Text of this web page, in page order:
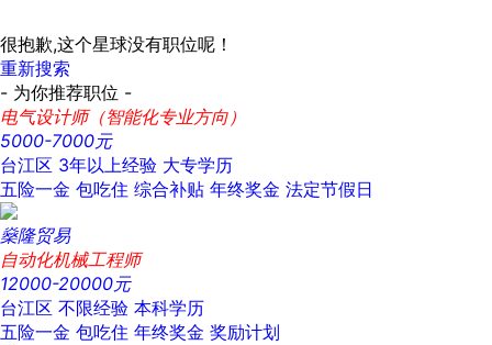
很抱歉,这个星球没有职位呢！
重新搜索
- 为你推荐职位 -
电气设计师（智能化专业方向）
5000-7000元
台江区 3年以上经验 大专学历
五险一金 包吃住 综合补贴 年终奖金 法定节假日
燊隆贸易
自动化机械工程师
12000-20000元
台江区 不限经验 本科学历
五险一金 包吃住 年终奖金 奖励计划